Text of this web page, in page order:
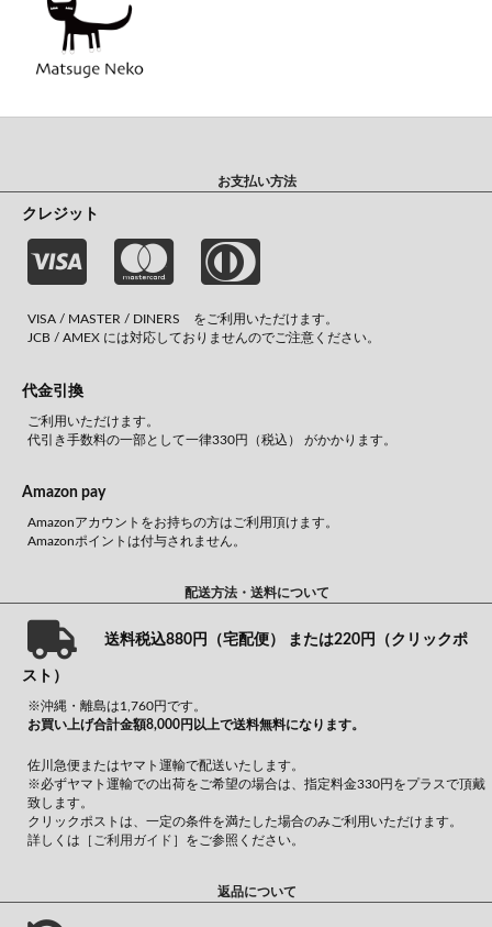
お支払い方法
クレジット
VISA / MASTER / DINERS をご利用いただけます。
JCB / AMEX には対応しておりませんのでご注意ください。
代金引換
ご利用いただけます。
代引き手数料の一部として一律330円（税込） がかかります。
Amazon pay
Amazonアカウントをお持ちの方はご利用頂けます。
Amazonポイントは付与されません。
配送方法・送料について
送料税込880円（宅配便） または220円（クリックポ
スト）
※沖縄・離島は1,760円です。
お買い上げ合計金額8,000円以上で送料無料になります。
佐川急便またはヤマト運輸で配送いたします。
※必ずヤマト運輸での出荷をご希望の場合は、指定料金330円をプラスで頂戴
致します。
クリックポストは、一定の条件を満たした場合のみご利用いただけます。
詳しくは ［ご利用ガイド］ をご参照ください。
返品について